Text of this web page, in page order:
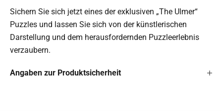
Sichern Sie sich jetzt eines der exklusiven „The Ulmer“
Puzzles und lassen Sie sich von der künstlerischen
Darstellung und dem herausfordernden Puzzleerlebnis
verzaubern.
Angaben zur Produktsicherheit